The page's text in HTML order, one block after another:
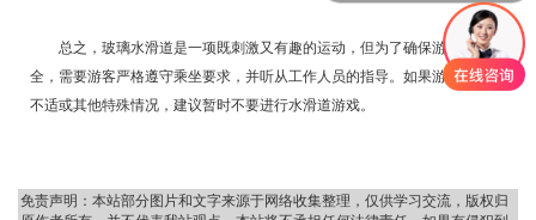
总之，玻璃水滑道是一项既刺激又有趣的运动，但为了确保游客的安
全，需要游客严格遵守乘坐要求，并听从工作人员的指导。如果游客有身体
不适或其他特殊情况，建议暂时不要进行水滑道游戏。
免责声明：本站部分图片和文字来源于网络收集整理，仅供学习交流，版权归